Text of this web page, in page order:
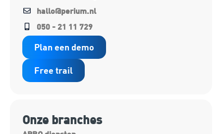
hallo@perium.nl
050 - 21 11 729
Plan een demo
Free trail
Onze branches